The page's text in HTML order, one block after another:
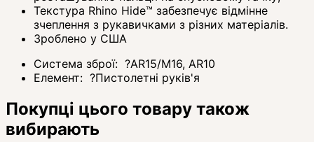
Текстура Rhino Hide™ забезпечує відмінне
зчеплення з рукавичками з різних матеріалів.
Зроблено у США
Система зброї: ?AR15/M16, AR10
Елемент: ?Пистолетні руків'я
Покупці цього товару також
вибирають